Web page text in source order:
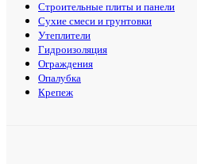
Строительные плиты и панели
Сухие смеси и грунтовки
Утеплители
Гидроизоляция
Ограждения
Опалубка
Крепеж